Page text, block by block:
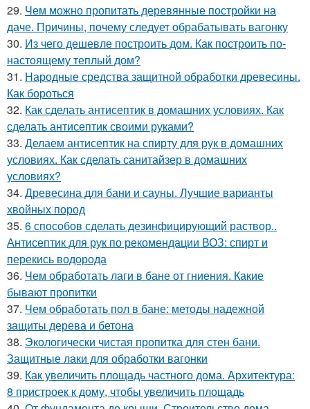
29. Чем можно пропитать деревянные постройки на
даче. Причины, почему следует обрабатывать вагонку
30. Из чего дешевле построить дом. Как построить по-
настоящему теплый дом?
31. Народные средства защитной обработки древесины.
Как бороться
32. Как сделать антисептик в домашних условиях. Как
сделать антисептик своими руками?
33. Делаем антисептик на спирту для рук в домашних
условиях. Как сделать санитайзер в домашних
условиях?
34. Древесина для бани и сауны. Лучшие варианты
хвойных пород
35. 6 способов сделать дезинфицирующий раствор..
Антисептик для рук по рекомендации ВОЗ: спирт и
перекись водорода
36. Чем обработать лаги в бане от гниения. Какие
бывают пропитки
37. Чем обработать пол в бане: методы надежной
защиты дерева и бетона
38. Экологически чистая пропитка для стен бани.
Защитные лаки для обработки вагонки
39. Как увеличить площадь частного дома. Aрхитектура:
8 пристроек к дому, чтобы увеличить площадь